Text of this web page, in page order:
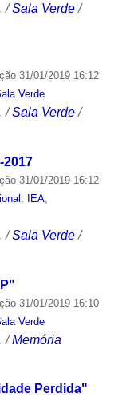
/Sala Verde /
31/01/2019 16:12
Verde
/Sala Verde /
2017
31/01/2019 16:12
, IEA,
/Sala Verde /
31/01/2019 16:10
Verde
/Memória
Perdida"